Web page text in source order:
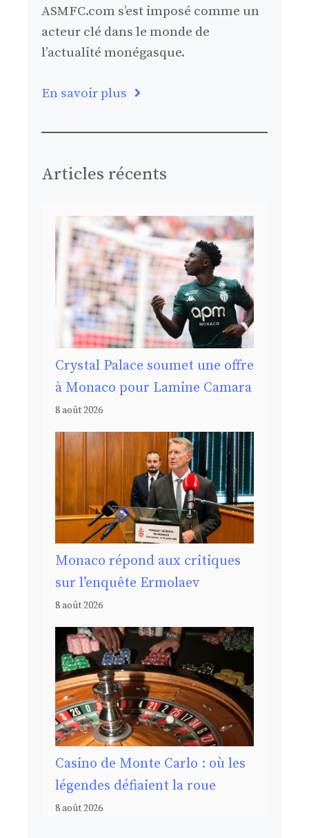
ASMFC.com s’est imposé comme un
acteur clé dans le monde de
l’actualité monégasque.
En savoir plus
Articles récents
Crystal Palace soumet une offre
à Monaco pour Lamine Camara
8 août 2026
Monaco répond aux critiques
sur l’enquête Ermolaev
8 août 2026
Casino de Monte Carlo : où les
légendes défiaient la roue
8 août 2026